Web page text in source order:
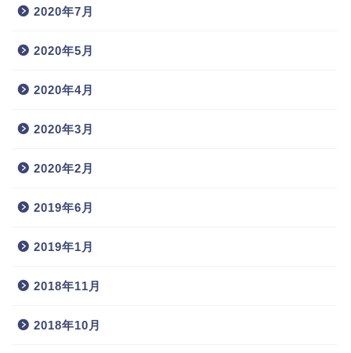
2020年7月
2020年5月
2020年4月
2020年3月
2020年2月
2019年6月
2019年1月
2018年11月
2018年10月